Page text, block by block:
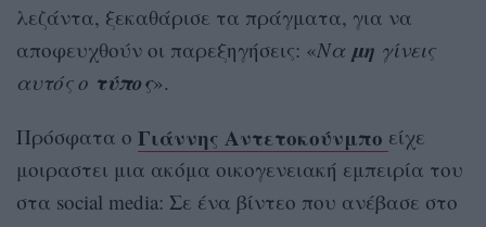
λεζάντα, ξεκαθάρισε τα πράγματα, για να
αποφευχθούν οι παρεξηγήσεις: «Να μη γίνεις
αυτός ο τύπος».
Πρόσφατα ο Γιάννης Αντετοκούνμπο είχε
μοιραστει μια ακόμα οικογενειακή εμπειρία του
στα social media: Σε ένα βίντεο που ανέβασε στο